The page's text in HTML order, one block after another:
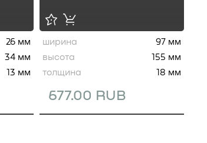
26 мм
34 мм
13 мм
677.00 RUB
ширина
97 мм
высота
155 мм
толщина
18 мм